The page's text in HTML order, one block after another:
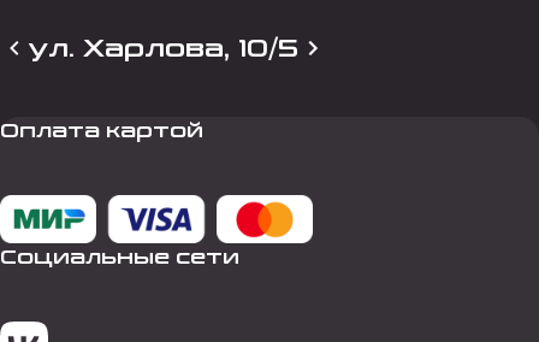
ул. Харлова, 10/5
Оплата картой
Социальные сети